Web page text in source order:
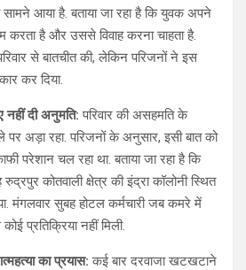
सामने आया है. बताया जा रहा है कि युवक अपने
करता है और उससे विवाह करना चाहता है.
से बातचीत की, लेकिन परिजनों ने इस
कर दिया.
दी अनुमति: परिवार की असहमति के
अड़ा रहा. परिजनों के अनुसार, इसी बात को
परेशान चल रहा था. बताया जा रहा है कि
कोतवाली क्षेत्र की इंद्रा कॉलोनी स्थित
मंगलवार सुबह होटल कर्मचारी जब कमरे में
प्रतिक्रिया नहीं मिली.
का प्रयास: कई बार दरवाजा खटखटाने